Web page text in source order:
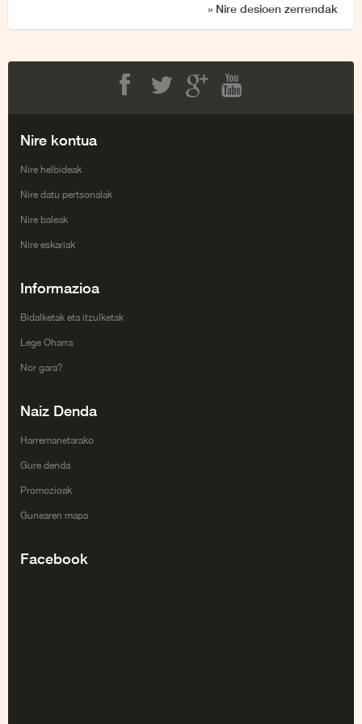
» Nire desioen zerrendak
Nire kontua
Nire helbideak
Nire datu pertsonalak
Nire baleak
Nire eskariak
Informazioa
Bidalketak eta itzulketak
Lege Oharra
Nor gara?
Naiz Denda
Harremanetarako
Gure denda
Promozioak
Gunearen mapa
Facebook